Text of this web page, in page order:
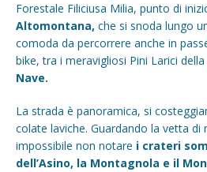
Forestale Filiciusa Milia, punto di
Altomontana, che si snoda lungo
comoda da percorrere anche in
bike, tra i meravigliosi Pini Larici della
Nave.
La strada è panoramica, si
colate laviche. Guardando la vetta di
impossibile non notare i crateri
dell’Asino, la Montagnola e il